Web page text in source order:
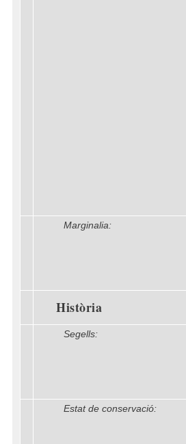
Marginalia:
Història
Segells:
Estat de conservació: